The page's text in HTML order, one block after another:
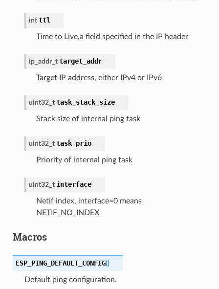
int ttl
Time to Live,a field specified in the IP header
ip_addr_t target_addr
Target IP address, either IPv4 or IPv6
uint32_t task_stack_size
Stack size of internal ping task
uint32_t task_prio
Priority of internal ping task
uint32_t interface
Netif index, interface=0 means
NETIF_NO_INDEX
Macros
ESP_PING_DEFAULT_CONFIG()
Default ping configuration.